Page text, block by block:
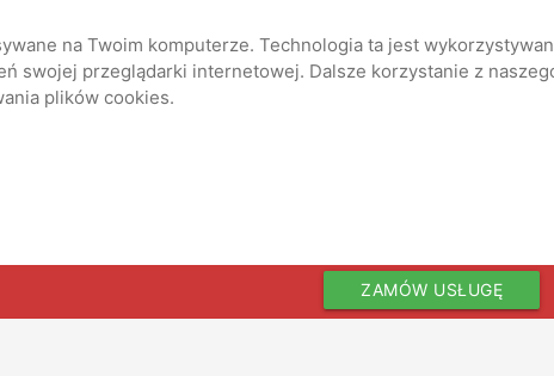
na Twoim komputerze. Technologia ta jest
swojej przeglądarki internetowej. Dalsze korzystanie z
plików cookies.
ZAMÓW USŁUGĘ